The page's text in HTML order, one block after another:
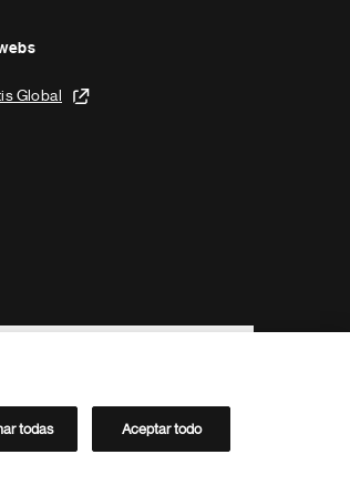
Global
Directorio de Novartis
todas Aceptar todo